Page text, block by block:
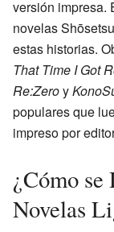
versión impresa.
novelas
estas historias.
That Time I Got
Re:Zeroy
populares que
impreso por
¿Cómo
Novelas